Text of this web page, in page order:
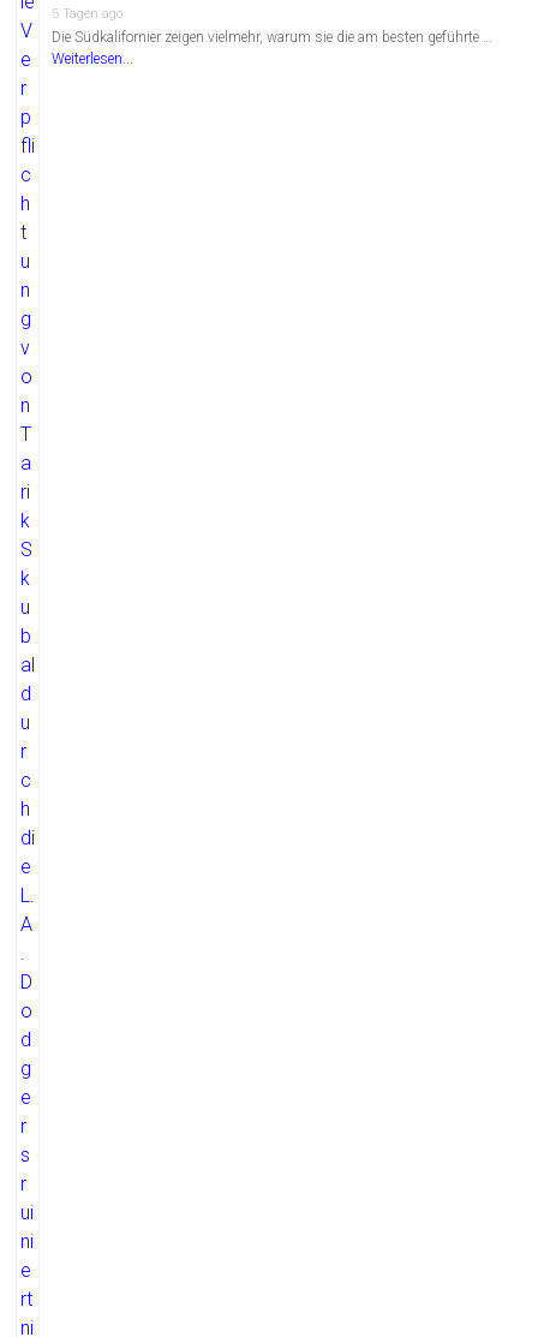
5 Tagen ago
Die Südkalifornier zeigen vielmehr, warum sie die am besten geführte …
Weiterlesen...